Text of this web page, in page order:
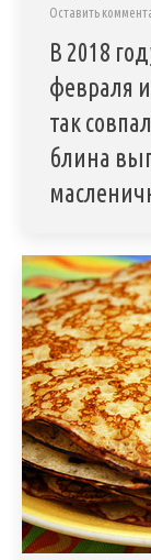
Оставить
В 2018
февраля
так
блина